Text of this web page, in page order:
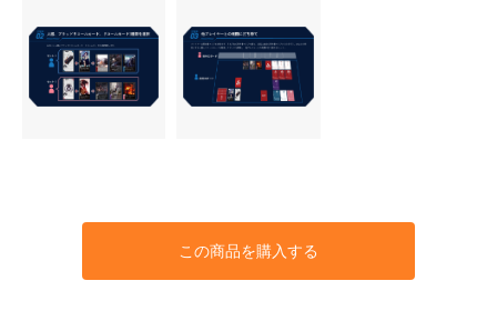
この商品を購入する